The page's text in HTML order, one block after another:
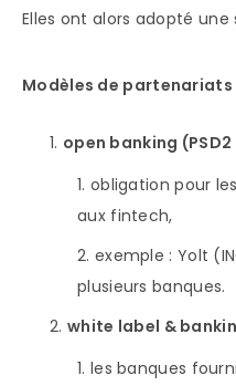
Elles ont alors adopté
Modèles de partenariats
open banking (PSD2
obligation pour
aux fintech,
exemple : Yolt
plusieurs banques.
white label &
les banques